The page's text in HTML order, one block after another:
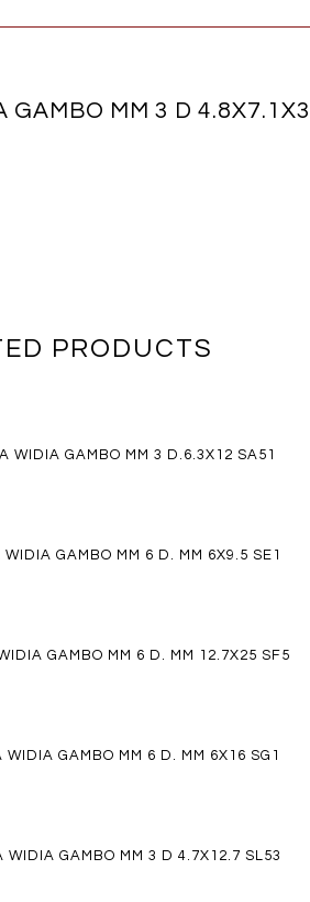
GAMBO MM 3 D
PRODUCTS
WIDIA GAMBO MM 3 D.6.3X12 SA51
WIDIA GAMBO MM 6 D. MM 6X9.5 SE1
GAMBO MM 6 D. MM 12.7X25 SF5
WIDIA GAMBO MM 6 D. MM 6X16 SG1
WIDIA GAMBO MM 3 D 4.7X12.7 SL53